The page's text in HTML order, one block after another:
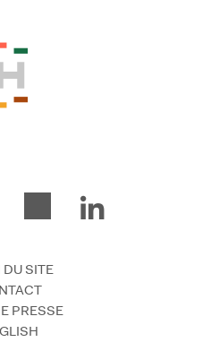
SITE
PRESSE